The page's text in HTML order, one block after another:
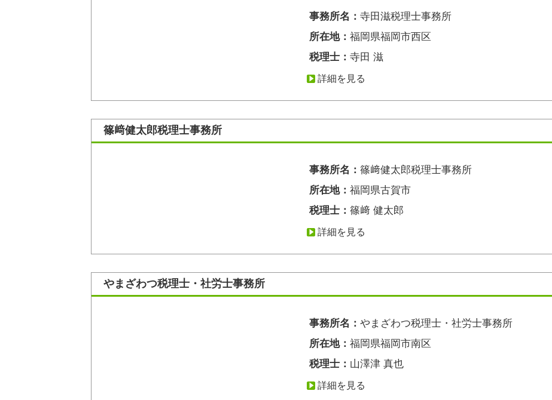
事務所名： 寺田滋税理士事務所
所在地： 福岡県福岡市西区
税理士： 寺田 滋
詳細を見る
篠﨑健太郎税理士事務所
事務所名： 篠﨑健太郎税理士事務所
所在地： 福岡県古賀市
税理士： 篠﨑 健太郎
詳細を見る
やまざわつ税理士・社労士事務所
事務所名： やまざわつ税理士・社労士事務所
所在地： 福岡県福岡市南区
税理士： 山澤津 真也
詳細を見る